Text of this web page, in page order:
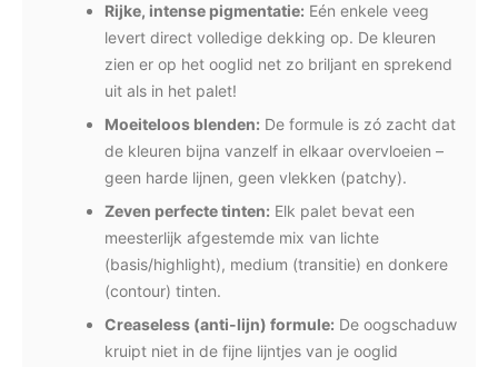
Rijke, intense pigmentatie: Eén enkele veeg
levert direct volledige dekking op. De kleuren
zien er op het ooglid net zo briljant en sprekend
uit als in het palet!
Moeiteloos blenden: De formule is zó zacht dat
de kleuren bijna vanzelf in elkaar overvloeien –
geen harde lijnen, geen vlekken (patchy).
Zeven perfecte tinten: Elk palet bevat een
meesterlijk afgestemde mix van lichte
(basis/highlight), medium (transitie) en donkere
(contour) tinten.
Creaseless (anti-lijn) formule: De oogschaduw
kruipt niet in de fijne lijntjes van je ooglid